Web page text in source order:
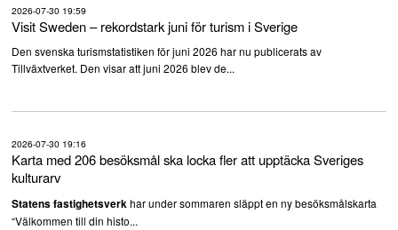
2026-07-30 19:59
Visit Sweden – rekordstark juni för turism i Sverige
Den svenska turismstatistiken för juni 2026 har nu publicerats av
Tillväxtverket. Den visar att juni 2026 blev de...
2026-07-30 19:16
Karta med 206 besöksmål ska locka fler att upptäcka Sveriges
kulturarv
Statens fastighetsverkhar under sommaren släppt en ny besöksmålskarta
“Välkommen till din histo...